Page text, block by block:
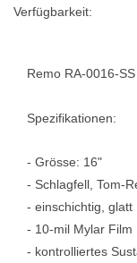
Verfügbarkeit:
Remo RA-0016-
Spezifikationen:
- Grösse: 16"
- Schlagfell, Tom-
- einschichtig, glatt
- 10-mil Mylar Film
- kontrolliertes